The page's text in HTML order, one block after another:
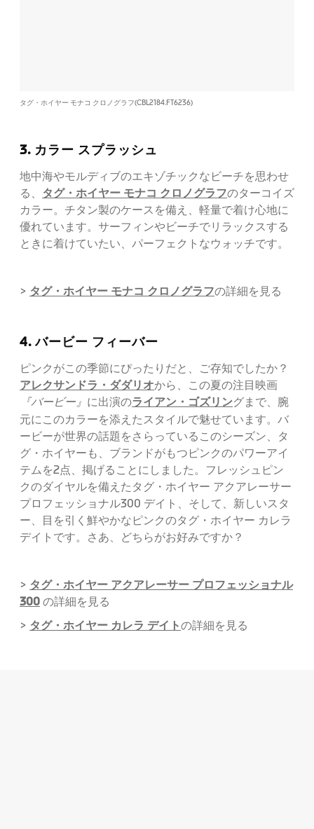
タグ・ホイヤー モナコ クロノグラフ(CBL2184.FT6236)
3. カラー スプラッシュ
地中海やモルディブのエキゾチックなビーチを思わせ
る、
タグ・ホイヤー モナコ クロノグラフのターコイズ
カラー。チタン製のケースを備え、軽量で着け心地に
優れています。サーフィンやビーチでリラックスする
ときに着けていたい、パーフェクトなウォッチです。
> タグ・ホイヤー モナコ クロノグラフの詳細を見る
4. バービー フィーバー
ピンクがこの季節にぴったりだと、ご存知でしたか？
アレクサンドラ・ダダリオから、この夏の注目映画
『バービー』 に出演のライアン・ゴズリングまで、腕
元にこのカラーを添えたスタイルで魅せています。バ
ービーが世界の話題をさらっているこのシーズン、タ
グ・ホイヤーも、ブランドがもつピンクのパワーアイ
テムを2点、掲げることにしました。フレッシュピン
クのダイヤルを備えたタグ・ホイヤー アクアレーサー
プロフェッショナル300 デイト、そして、新しいスタ
ー、目を引く鮮やかなピンクのタグ・ホイヤー カレラ
デイトです。さあ、どちらがお好みですか？
> タグ・ホイヤー アクアレーサー プロフェッショナル
300 の詳細を見る
> タグ・ホイヤー カレラ デイトの詳細を見る